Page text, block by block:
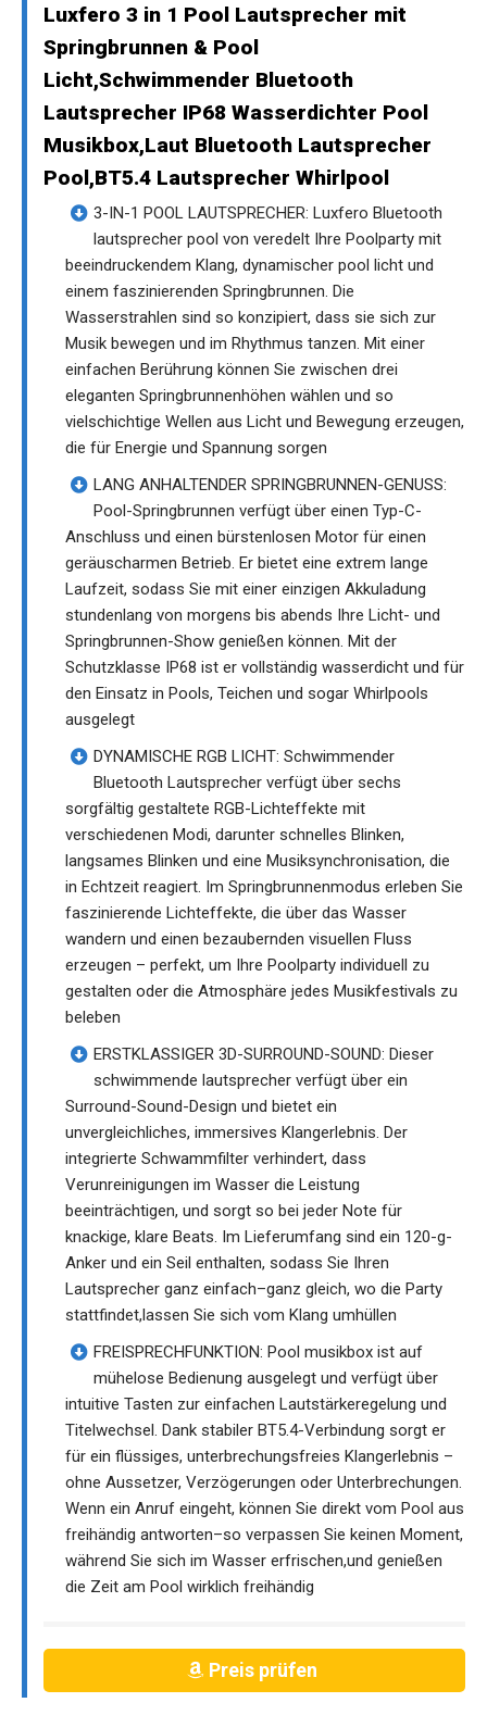
Luxfero 3 in 1 Pool Lautsprecher mit
Springbrunnen & Pool
Licht,Schwimmender Bluetooth
Lautsprecher IP68 Wasserdichter Pool
Musikbox,Laut Bluetooth Lautsprecher
Pool,BT5.4 Lautsprecher Whirlpool
3-IN-1 POOL LAUTSPRECHER: Luxfero Bluetooth
lautsprecher pool von veredelt Ihre Poolparty mit
beeindruckendem Klang, dynamischer pool licht und
einem faszinierenden Springbrunnen. Die
Wasserstrahlen sind so konzipiert, dass sie sich zur
Musik bewegen und im Rhythmus tanzen. Mit einer
einfachen Berührung können Sie zwischen drei
eleganten Springbrunnenhöhen wählen und so
vielschichtige Wellen aus Licht und Bewegung erzeugen,
die für Energie und Spannung sorgen
LANG ANHALTENDER SPRINGBRUNNEN-GENUSS:
Pool-Springbrunnen verfügt über einen Typ-C-
Anschluss und einen bürstenlosen Motor für einen
geräuscharmen Betrieb. Er bietet eine extrem lange
Laufzeit, sodass Sie mit einer einzigen Akkuladung
stundenlang von morgens bis abends Ihre Licht- und
Springbrunnen-Show genießen können. Mit der
Schutzklasse IP68 ist er vollständig wasserdicht und für
den Einsatz in Pools, Teichen und sogar Whirlpools
ausgelegt
DYNAMISCHE RGB LICHT: Schwimmender
Bluetooth Lautsprecher verfügt über sechs
sorgfältig gestaltete RGB-Lichteffekte mit
verschiedenen Modi, darunter schnelles Blinken,
langsames Blinken und eine Musiksynchronisation, die
in Echtzeit reagiert. Im Springbrunnenmodus erleben Sie
faszinierende Lichteffekte, die über das Wasser
wandern und einen bezaubernden visuellen Fluss
erzeugen – perfekt, um Ihre Poolparty individuell zu
gestalten oder die Atmosphäre jedes Musikfestivals zu
beleben
ERSTKLASSIGER 3D-SURROUND-SOUND: Dieser
schwimmende lautsprecher verfügt über ein
Surround-Sound-Design und bietet ein
unvergleichliches, immersives Klangerlebnis. Der
integrierte Schwammfilter verhindert, dass
Verunreinigungen im Wasser die Leistung
beeinträchtigen, und sorgt so bei jeder Note für
knackige, klare Beats. Im Lieferumfang sind ein 120-g-
Anker und ein Seil enthalten, sodass Sie Ihren
Lautsprecher ganz einfach–ganz gleich, wo die Party
stattfindet,lassen Sie sich vom Klang umhüllen
FREISPRECHFUNKTION: Pool musikbox ist auf
mühelose Bedienung ausgelegt und verfügt über
intuitive Tasten zur einfachen Lautstärkeregelung und
Titelwechsel. Dank stabiler BT5.4-Verbindung sorgt er
für ein flüssiges, unterbrechungsfreies Klangerlebnis –
ohne Aussetzer, Verzögerungen oder Unterbrechungen.
Wenn ein Anruf eingeht, können Sie direkt vom Pool aus
freihändig antworten–so verpassen Sie keinen Moment,
während Sie sich im Wasser erfrischen,und genießen
die Zeit am Pool wirklich freihändig
Preis prüfen